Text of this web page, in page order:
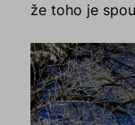
že toho je